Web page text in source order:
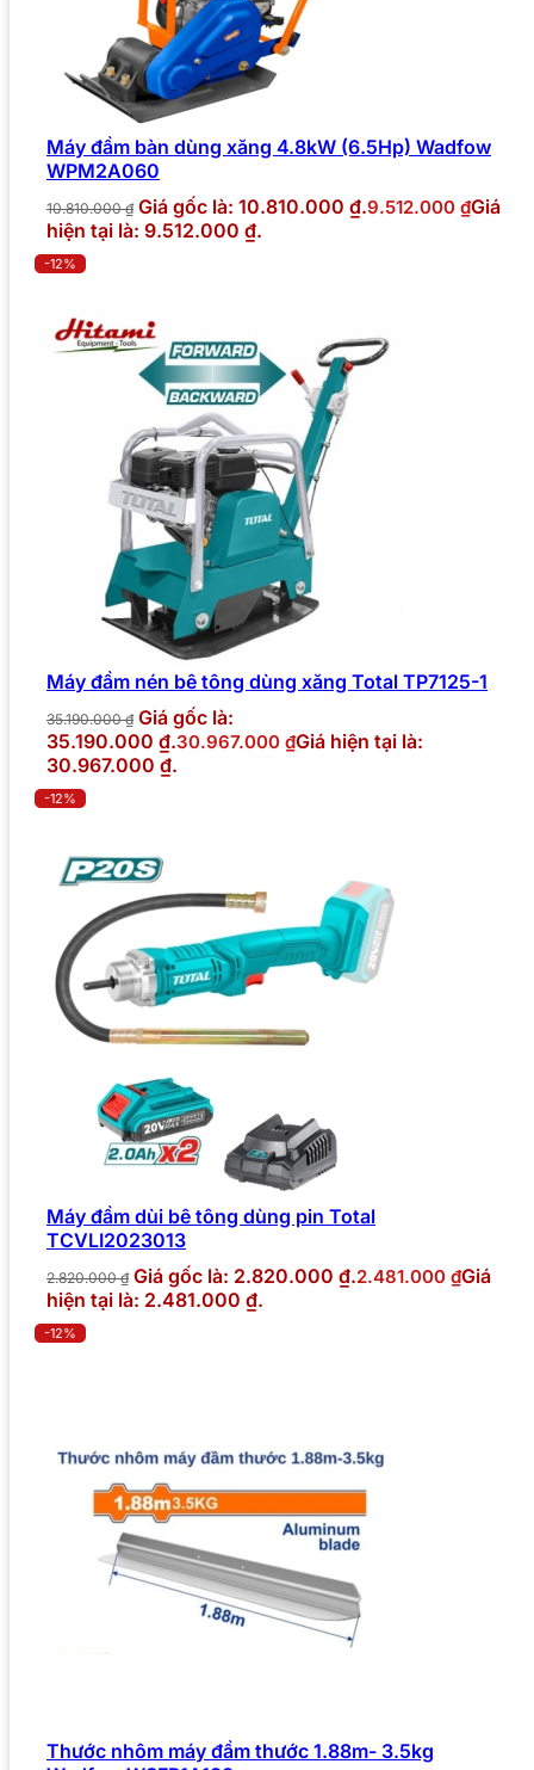
Máy đầm bàn dùng xăng 4.8kW (6.5Hp) Wadfow
WPM2A060
10.810.000₫ Giá gốc là: 10.810.000 ₫.9.512.000 ₫Giá
hiện tại là: 9.512.000 ₫.
-12%
Máy đầm nén bê tông dùng xăng Total TP7125-1
35.190.000₫ Giá gốc là:
35.190.000 ₫.30.967.000 ₫Giá hiện tại là:
30.967.000 ₫.
-12%
Máy đầm dùi bê tông dùng pin Total
TCVLI2023013
2.820.000₫ Giá gốc là: 2.820.000 ₫.2.481.000 ₫Giá
hiện tại là: 2.481.000 ₫.
-12%
Thước nhôm máy đầm thước 1.88m- 3.5kg